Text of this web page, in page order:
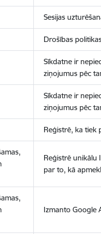
Sesijas
Drošības
Sīkdatne ir
ziņojumus pēc
Sīkdatne ir
ziņojumus pēc
Reģistrē, ka tiek
Reģistrē unikālu
par to, kā
Izmanto Google